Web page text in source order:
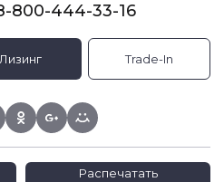
800-444-33-16
Лизинг Trade-In
Распечатать